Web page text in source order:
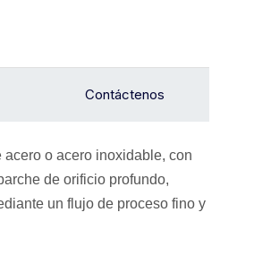
Contáctenos
acero o acero inoxidable, con
de orificio profundo,
un flujo de proceso fino y